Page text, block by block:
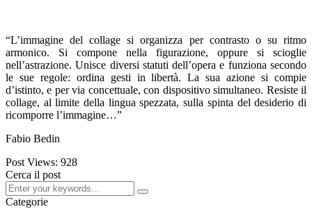
“L’immagine del collage si organizza per contrasto o su ritmo
armonico. Si compone nella figurazione, oppure si scioglie
nell’astrazione. Unisce diversi statuti dell’opera e funziona secondo
le sue regole: ordina gesti in libertà. La sua azione si compie
d’istinto, e per via concettuale, con dispositivo simultaneo. Resiste il
collage, al limite della lingua spezzata, sulla spinta del desiderio di
ricomporre l’immagine…”
Fabio Bedin
Post Views: 928
Cerca il post
Categorie